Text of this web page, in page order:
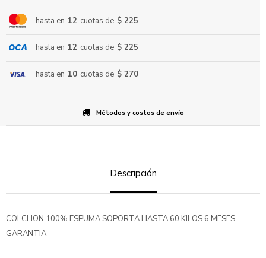
hasta en 12 cuotas de $ 225
hasta en 12 cuotas de $ 225
hasta en 10 cuotas de $ 270
Métodos y costos de envío
Descripción
COLCHON 100% ESPUMA SOPORTA HASTA 60 KILOS 6 MESES
GARANTIA